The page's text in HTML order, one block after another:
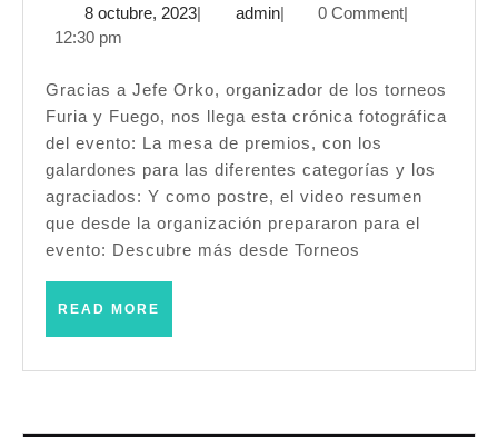
Furia y Fuego
Warhammer
Fantasy
(Madrid
–
Octubre
2023)
8 octubre, 20238| adminadmin
| 0 Comment|
12:30 pm
Gracias a Jefe Orko, organizador de los torneos
Furia y Fuego, nos llega esta crónica fotográfica
del evento: La mesa de premios, con los
galardones para las diferentes categorías y los
agraciados: Y como postre, el video resumen
que desde la organización prepararon para el
evento: Descubre más desde Torneos
READ MORE